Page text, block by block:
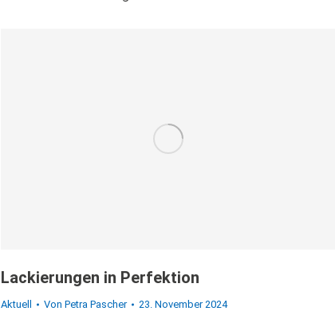
Lackierungen in Perfektion
Aktuell Von Petra Pascher 23. November 2024